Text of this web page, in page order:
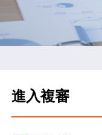
進入複審